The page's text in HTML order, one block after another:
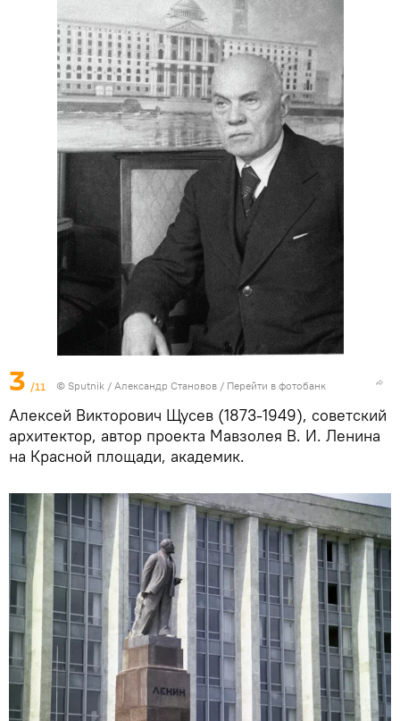
3 /11 © Sputnik / Александр Становов / Перейти в фотобанк
Алексей Викторович Щусев (1873-1949), советский
архитектор, автор проекта Мавзолея В. И. Ленина
на Красной площади, академик.